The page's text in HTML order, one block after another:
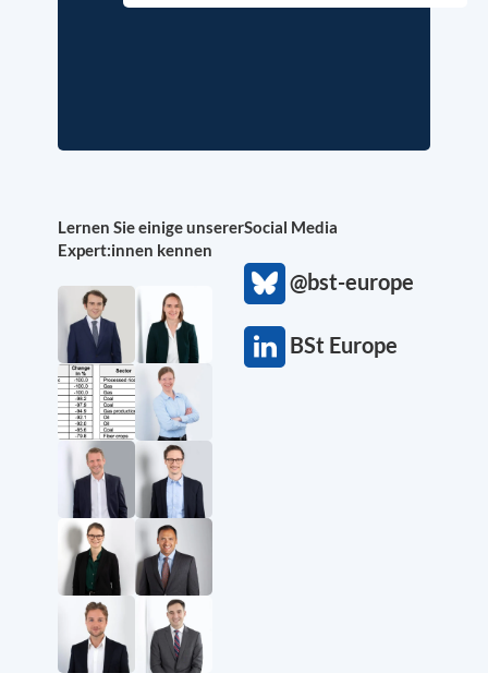
Lernen Sie einige unserer
Expert:innen kennen
Social Media
@bst-europe
BSt Europe